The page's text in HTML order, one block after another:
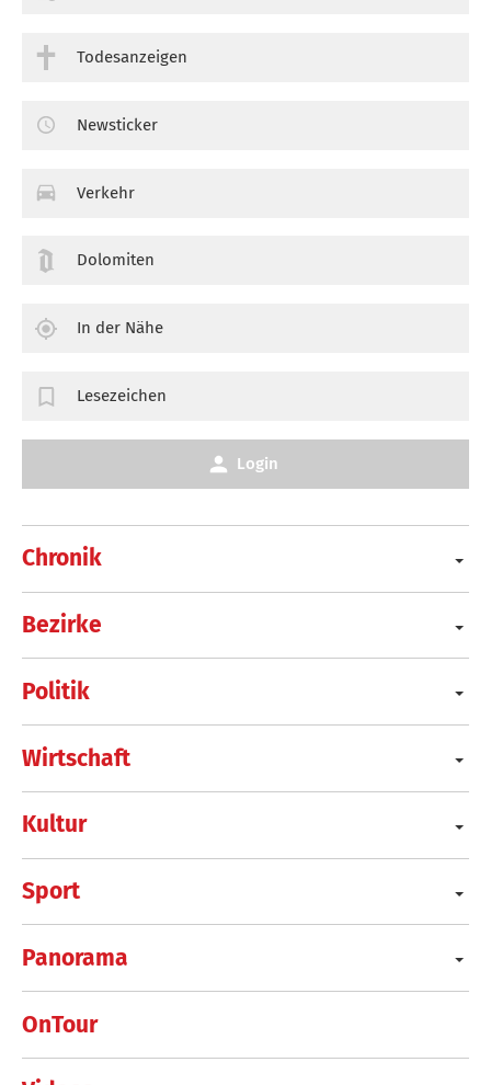
Chronik
Bezirke
Politik
Wirtschaft
Kultur
Sport
Panorama
OnTour
Todesanzeigen
Newsticker
Verkehr
Dolomiten
In der Nähe
Lesezeichen
Login